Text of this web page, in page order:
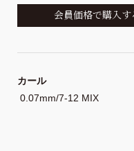
会員価格で購入す
カール
0.07mm/7-12 MIX